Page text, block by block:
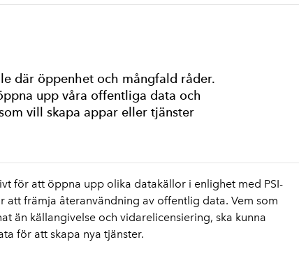
där öppenhet och mångfald råder.
upp våra offentliga data och
vill skapa appar eller tjänster
för att öppna upp olika datakällor i enlighet med PSI-
att främja återanvändning av offentlig data. Vem som
än källangivelse och vidarelicensiering, ska kunna
för att skapa nya tjänster.